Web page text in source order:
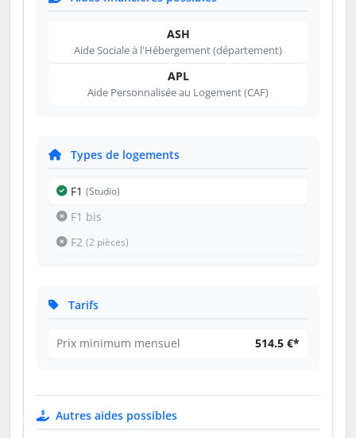
ASH
Aide Sociale à l'Hébergement (département)
APL
Aide Personnalisée au Logement (CAF)
Types de logements
F1 (Studio)
F1 bis
F2 (2 pièces)
Tarifs
Prix minimum mensuel 514.5 €*
Autres aides possibles